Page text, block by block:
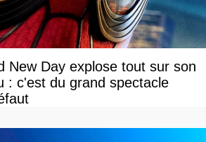
New Day explose tout sur son
: c'est du grand spectacle